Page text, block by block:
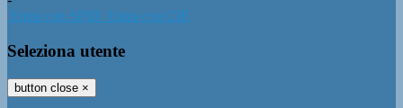
Entra con SPID Entra con CIE
Seleziona utente
button close ×